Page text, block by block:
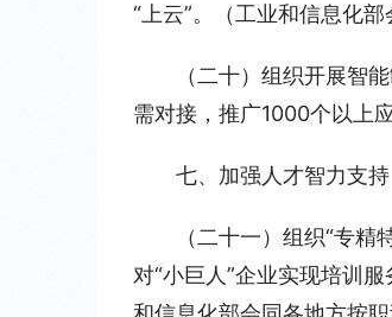
“上云”。（工业和信息化
（二十）组织开展智
需对接，推广1000个以上
七、加强人才智力支持
（二十一）组织“专
对“小巨人”企业实现培训